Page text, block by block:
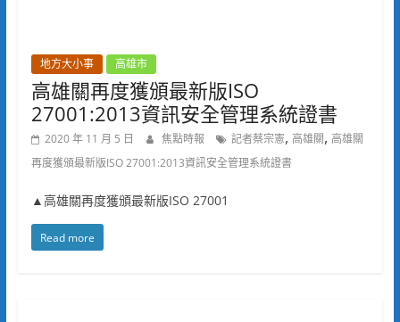
地方大小事 高雄市
高雄關再度獲頒最新版ISO
27001:2013資訊安全管理系統證書
2020 年 11 月 5 日 焦點時報 記者蔡宗憲, 高雄關, 高雄關
再度獲頒最新版ISO 27001:2013資訊安全管理系統證書
▲高雄關再度獲頒最新版ISO 27001
Read more